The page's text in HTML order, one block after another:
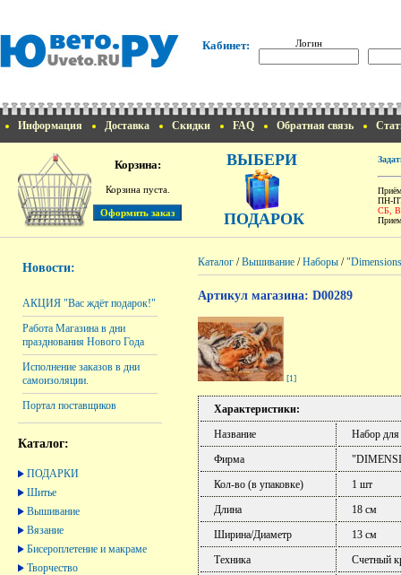
Кабинет: Логин
Информация Доставка Скидки FAQ Обратная связь
Корзина:
Корзина пуста.
ВЫБЕРИ
ПОДАРОК
ПН-
СБ,
Новости:
АКЦИЯ "Вас ждёт подарок!"
Работа Магазина в дни
празднования Нового Года
Исполнение заказов в дни
самоизоляции.
Портал поставщиков
Каталог:
ПОДАРКИ
Шитье
Вышивание
Вязание
Бисероплетение и макраме
Творчество
Каталог /Вышивание /Наборы /
Артикул магазина: D00289
[1]
Характеристики:
Название
Набор
Фирма
Кол-во (в упаковке)
1 шт
Длина
18 см
Ширина/Диаметр
13 см
Техника
Счетный